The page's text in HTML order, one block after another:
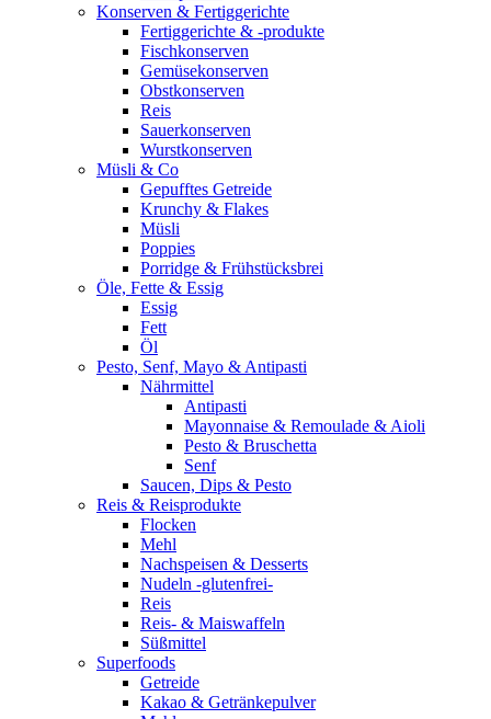
Konserven & Fertiggerichte
Fertiggerichte & -produkte
Fischkonserven
Gemüsekonserven
Obstkonserven
Reis
Sauerkonserven
Wurstkonserven
Müsli & Co
Gepufftes Getreide
Krunchy & Flakes
Müsli
Poppies
Porridge & Frühstücksbrei
Öle, Fette & Essig
Essig
Fett
Öl
Pesto, Senf, Mayo & Antipasti
Nährmittel
Antipasti
Mayonnaise & Remoulade & Aioli
Pesto & Bruschetta
Senf
Saucen, Dips & Pesto
Reis & Reisprodukte
Flocken
Mehl
Nachspeisen & Desserts
Nudeln -glutenfrei-
Reis
Reis- & Maiswaffeln
Süßmittel
Superfoods
Getreide
Kakao & Getränkepulver